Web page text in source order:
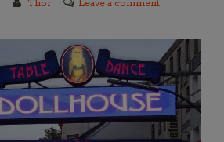
Thor
Leave a comment